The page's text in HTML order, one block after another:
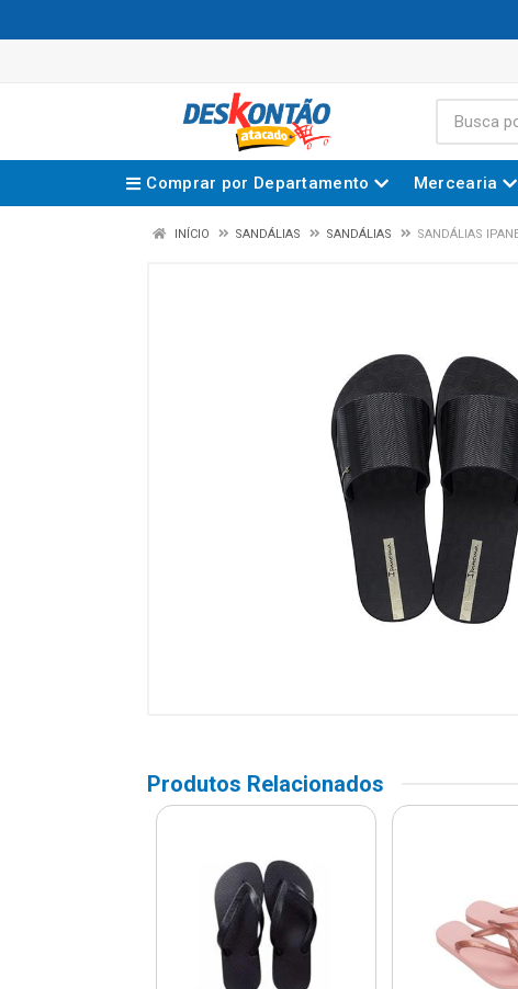
Comprar por Departamento Mercearia
INÍCIO SANDÁLIAS SANDÁLIAS SANDÁLIAS
Produtos Relacionados